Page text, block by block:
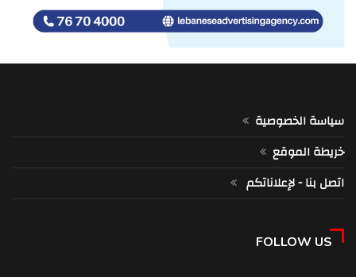
سياسة الخصوصية
خريطة الموقع
اتصل بنا - لإعلاناتكم
FOLLOW US